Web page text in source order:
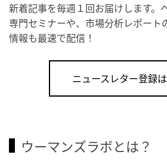
新着記事を毎週１回お届けします。
専門セミナーや、市場分析レポート
情報も最速で配信！
ニュースレター登録
ウーマンズラボとは？